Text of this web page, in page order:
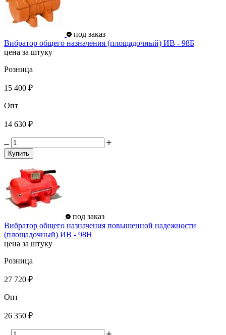
под заказ
Вибратор общего назначения (площадочный) ИВ - 98Б
цена за штуку
Розница
15 400 ₽
Опт
14 630 ₽
Купить
под заказ
Вибратор общего назначения повышенной надежности
(площадочный) ИВ - 98Н
цена за штуку
Розница
27 720 ₽
Опт
26 350 ₽